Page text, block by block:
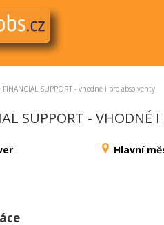
FINANCIAL SUPPORT - vhodné i pro absolventy
SUPPORT - VHODNÉ
Hlavní